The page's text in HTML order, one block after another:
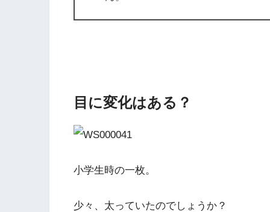
目に変化はある？
小学生時の一枚。
少々、太っていたのでしょうか？